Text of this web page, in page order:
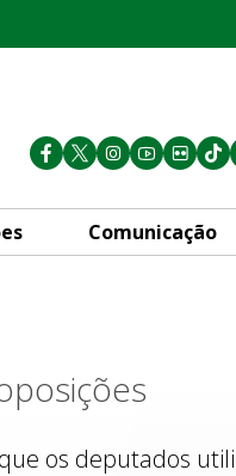
Comunicação
os deputados